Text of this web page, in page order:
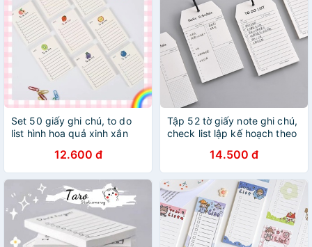
Set 50 giấy ghi chú, to do
list hình hoa quả xinh xắn
12.600 đ
Tập 52 tờ giấy note ghi chú,
check list lập kế hoạch theo
14.500 đ